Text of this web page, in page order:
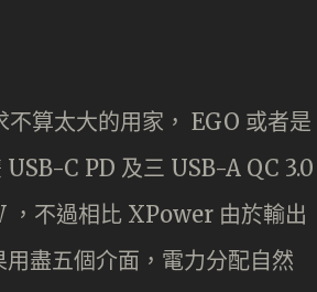
算太大的用家， EGO 或者是
C PD 及三 USB-A QC 3.0
，不過相比 XPower 由於輸出
盡五個介面，電力分配自然